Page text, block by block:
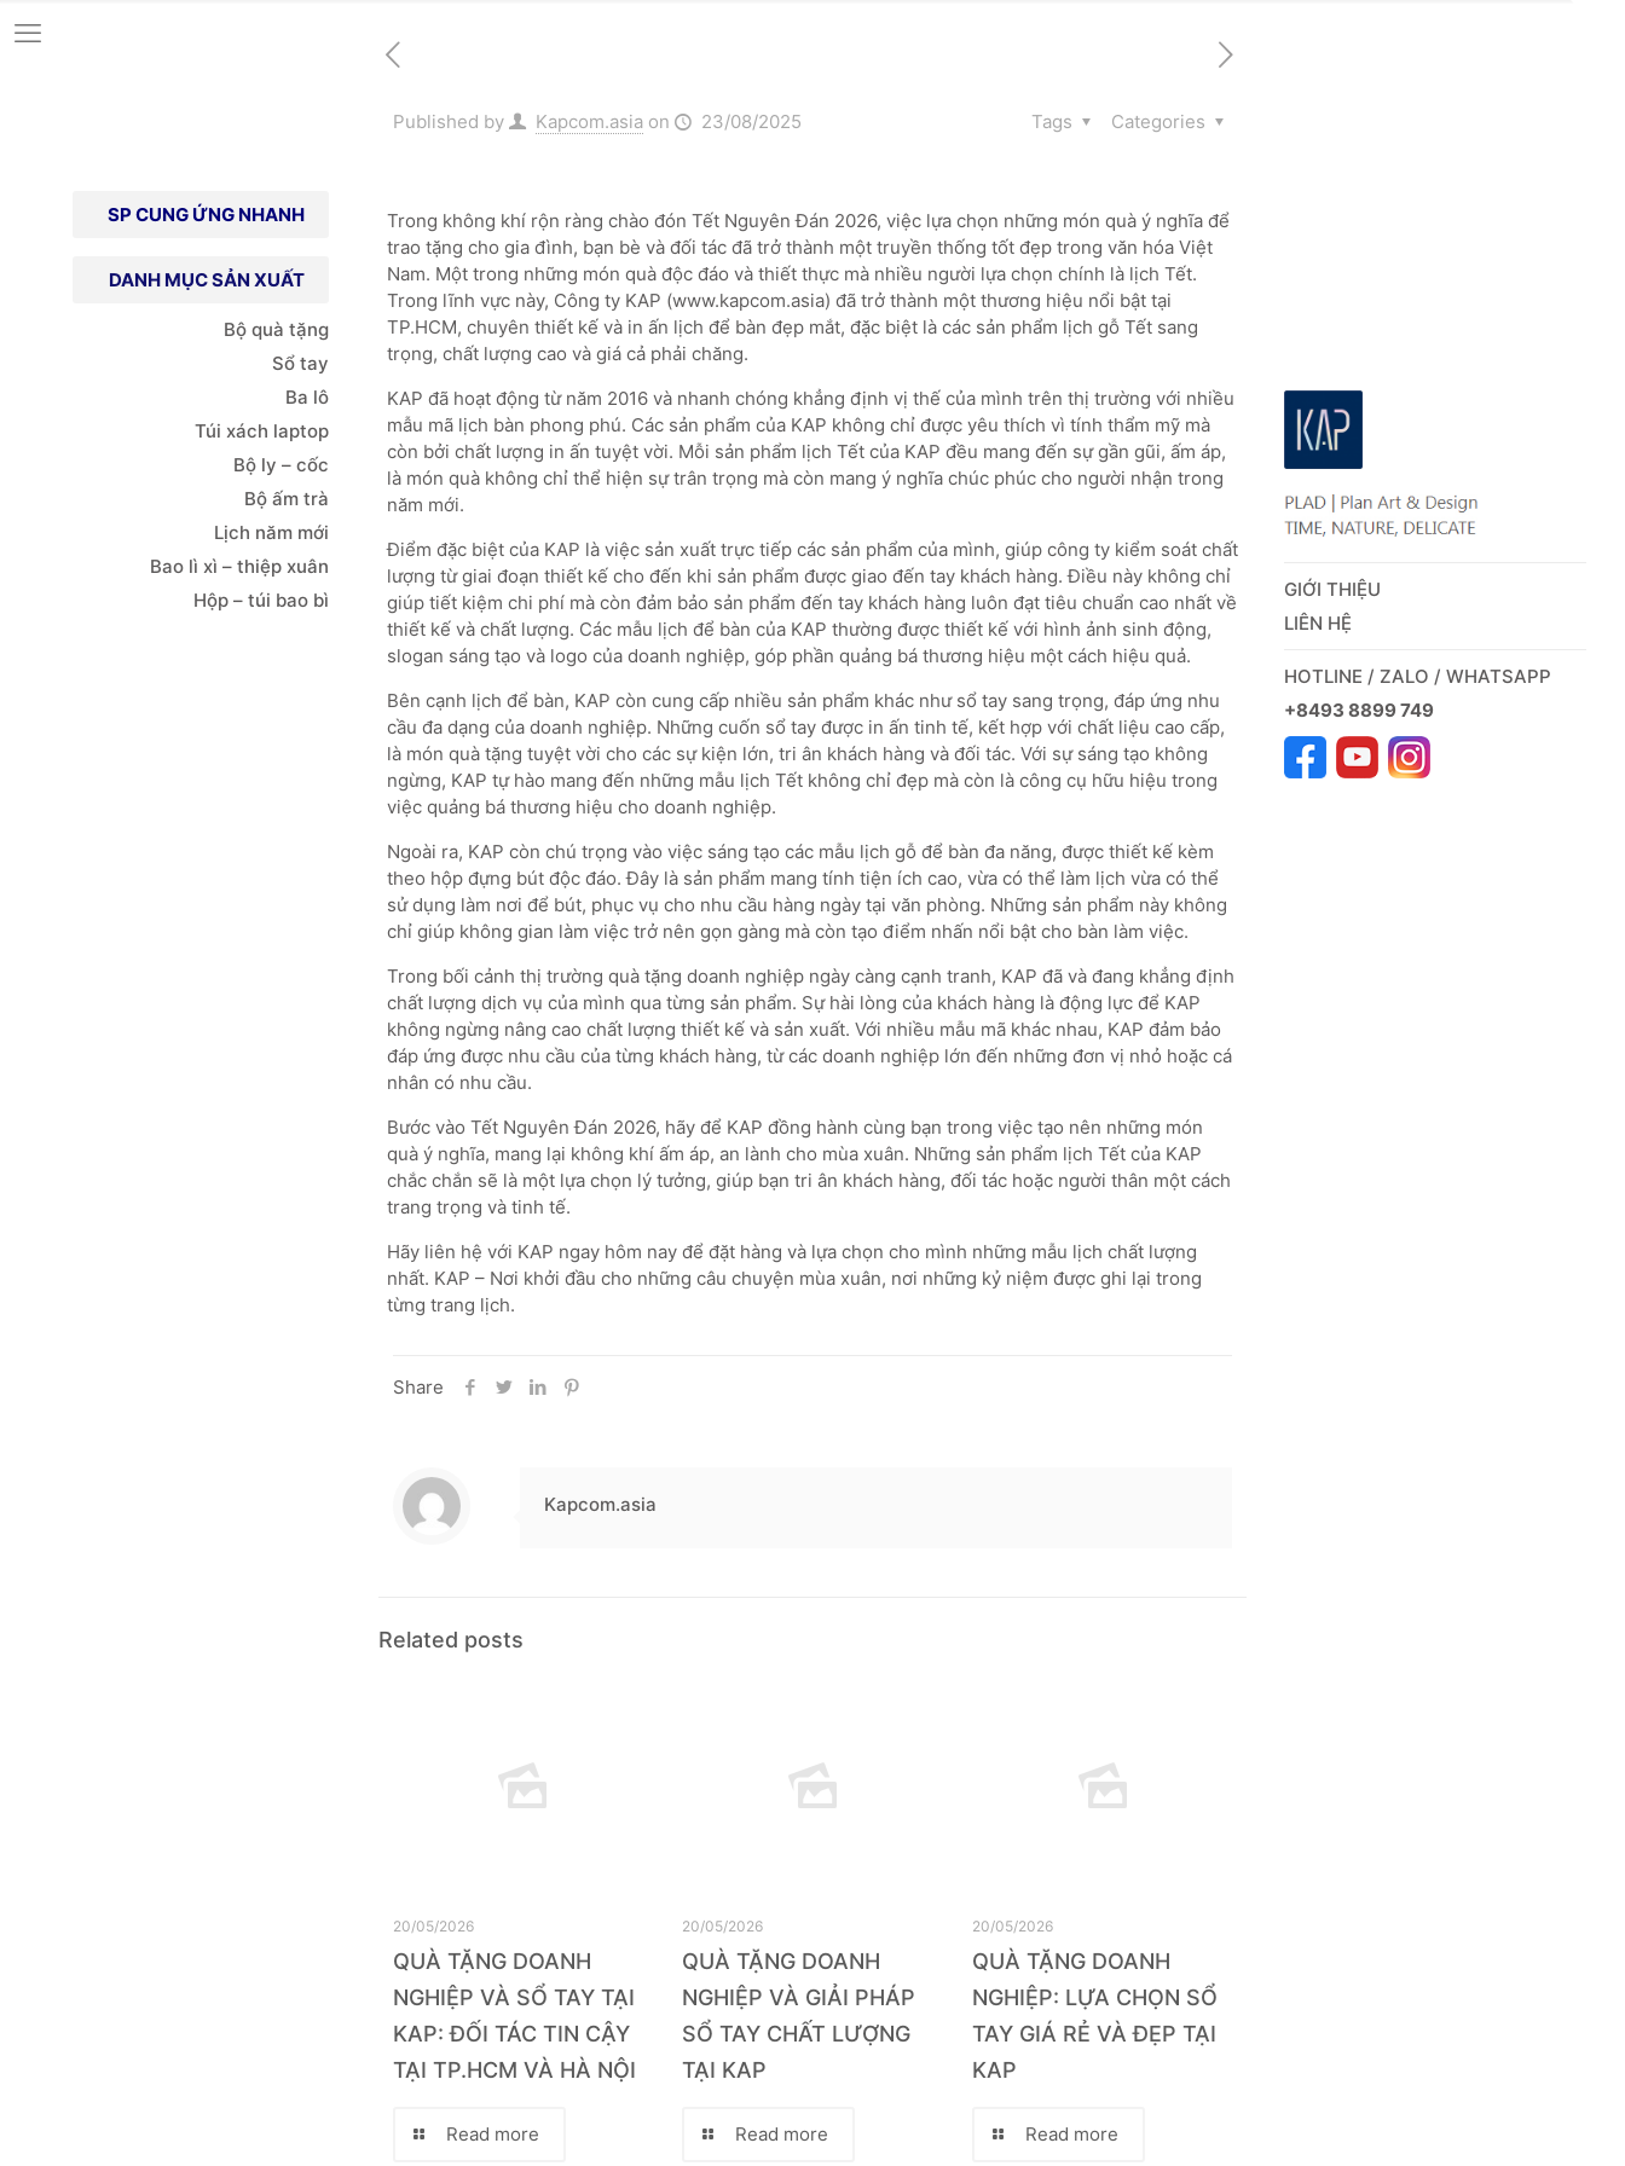
Published by Kapcom.asia on 23/08/2025 Categories
Tags
Trong không khí rộn ràng chào đón Tết Nguyên Đán 2026, việc lựa chọn những món quà ý nghĩa để
trao tặng cho gia đình, bạn bè và đối tác đã trở thành một truyền thống tốt đẹp trong văn hóa Việt
Nam. Một trong những món quà độc đáo và thiết thực mà nhiều người lựa chọn chính là lịch Tết.
Trong lĩnh vực này, Công ty KAP (www.kapcom.asia) đã trở thành một thương hiệu nổi bật tại
TP.HCM, chuyên thiết kế và in ấn lịch để bàn đẹp mắt, đặc biệt là các sản phẩm lịch gỗ Tết sang
trọng, chất lượng cao và giá cả phải chăng.
KAP đã hoạt động từ năm 2016 và nhanh chóng khẳng định vị thế của mình trên thị trường với nhiều
mẫu mã lịch bàn phong phú. Các sản phẩm của KAP không chỉ được yêu thích vì tính thẩm mỹ mà
còn bởi chất lượng in ấn tuyệt vời. Mỗi sản phẩm lịch Tết của KAP đều mang đến sự gần gũi, ấm áp,
là món quà không chỉ thể hiện sự trân trọng mà còn mang ý nghĩa chúc phúc cho người nhận trong
năm mới.
Điểm đặc biệt của KAP là việc sản xuất trực tiếp các sản phẩm của mình, giúp công ty kiểm soát chất
lượng từ giai đoạn thiết kế cho đến khi sản phẩm được giao đến tay khách hàng. Điều này không chỉ
giúp tiết kiệm chi phí mà còn đảm bảo sản phẩm đến tay khách hàng luôn đạt tiêu chuẩn cao nhất về
thiết kế và chất lượng. Các mẫu lịch để bàn của KAP thường được thiết kế với hình ảnh sinh động,
slogan sáng tạo và logo của doanh nghiệp, góp phần quảng bá thương hiệu một cách hiệu quả.
Bên cạnh lịch để bàn, KAP còn cung cấp nhiều sản phẩm khác như sổ tay sang trọng, đáp ứng nhu
cầu đa dạng của doanh nghiệp. Những cuốn sổ tay được in ấn tinh tế, kết hợp với chất liệu cao cấp,
là món quà tặng tuyệt vời cho các sự kiện lớn, tri ân khách hàng và đối tác. Với sự sáng tạo không
ngừng, KAP tự hào mang đến những mẫu lịch Tết không chỉ đẹp mà còn là công cụ hữu hiệu trong
việc quảng bá thương hiệu cho doanh nghiệp.
Ngoài ra, KAP còn chú trọng vào việc sáng tạo các mẫu lịch gỗ để bàn đa năng, được thiết kế kèm
theo hộp đựng bút độc đáo. Đây là sản phẩm mang tính tiện ích cao, vừa có thể làm lịch vừa có thể
sử dụng làm nơi để bút, phục vụ cho nhu cầu hàng ngày tại văn phòng. Những sản phẩm này không
chỉ giúp không gian làm việc trở nên gọn gàng mà còn tạo điểm nhấn nổi bật cho bàn làm việc.
Trong bối cảnh thị trường quà tặng doanh nghiệp ngày càng cạnh tranh, KAP đã và đang khẳng định
chất lượng dịch vụ của mình qua từng sản phẩm. Sự hài lòng của khách hàng là động lực để KAP
không ngừng nâng cao chất lượng thiết kế và sản xuất. Với nhiều mẫu mã khác nhau, KAP đảm bảo
đáp ứng được nhu cầu của từng khách hàng, từ các doanh nghiệp lớn đến những đơn vị nhỏ hoặc cá
nhân có nhu cầu.
Bước vào Tết Nguyên Đán 2026, hãy để KAP đồng hành cùng bạn trong việc tạo nên những món
quà ý nghĩa, mang lại không khí ấm áp, an lành cho mùa xuân. Những sản phẩm lịch Tết của KAP
chắc chắn sẽ là một lựa chọn lý tưởng, giúp bạn tri ân khách hàng, đối tác hoặc người thân một cách
trang trọng và tinh tế.
Hãy liên hệ với KAP ngay hôm nay để đặt hàng và lựa chọn cho mình những mẫu lịch chất lượng
nhất. KAP – Nơi khởi đầu cho những câu chuyện mùa xuân, nơi những kỷ niệm được ghi lại trong
từng trang lịch.
Share
Kapcom.asia
Related posts
20/05/2026
QUÀ TẶNG DOANH
NGHIỆP VÀ SỔ TAY TẠI
KAP: ĐỐI TÁC TIN CẬY
TẠI TP.HCM VÀ HÀ NỘI
Read more
20/05/2026
QUÀ TẶNG DOANH
NGHIỆP VÀ GIẢI PHÁP
SỔ TAY CHẤT LƯỢNG
TẠI KAP
Read more
20/05/2026
QUÀ TẶNG DOANH
NGHIỆP: LỰA CHỌN SỔ
TAY GIÁ RẺ VÀ ĐẸP TẠI
KAP
Read more
SP CUNG ỨNG NHANH
DANH MỤC SẢN XUẤT
Bộ quà tặng
Sổ tay
Ba lô
Túi xách laptop
Bộ ly – cốc
Bộ ấm trà
Lịch năm mới
Bao lì xì – thiệp xuân
Hộp – túi bao bì
GIỚI THIỆU
LIÊN HỆ
HOTLINE / ZALO / WHATSAPP
+8493 8899 749